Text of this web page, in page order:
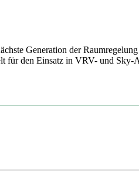
Generation der
für den Einsatz in VRV- und